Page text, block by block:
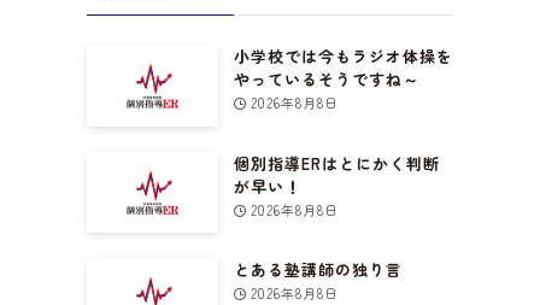
小学校では今もラジオ体操を
やっているそうですね～
2026年8月8日
個別指導ERはとにかく判断
が早い！
2026年8月8日
とある塾講師の独り言
2026年8月8日